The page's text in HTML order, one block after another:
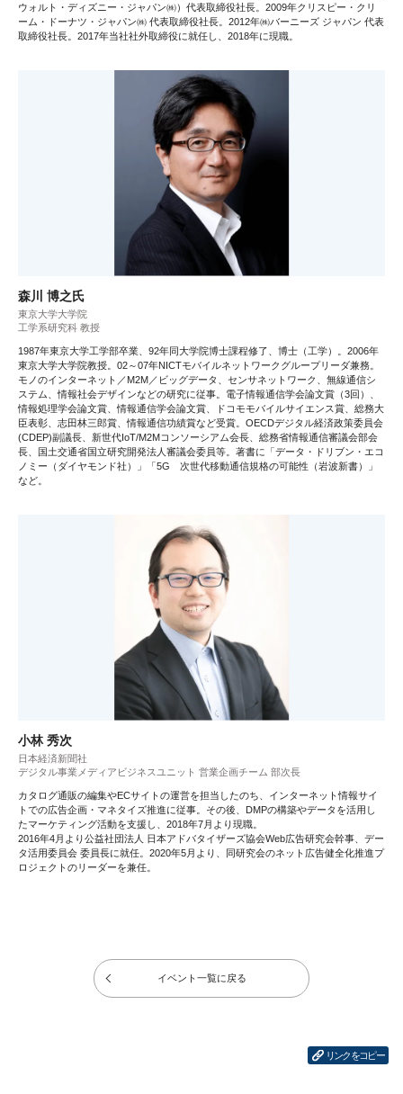
ウォルト・ディズニー・ジャパン㈱）代表取締役社長。2009年クリスピー・クリ
ーム・ドーナツ・ジャパン㈱ 代表取締役社長。2012年㈱バーニーズ ジャパン 代表
取締役社長。2017年当社社外取締役に就任し、2018年に現職。
森川 博之氏
東京大学大学院
工学系研究科 教授
1987年東京大学工学部卒業、92年同大学院博士課程修了、博士（工学）。2006年
東京大学大学院教授。02～07年NICTモバイルネットワークグループリーダ兼務。
モノのインターネット／M2M／ビッグデータ、センサネットワーク、無線通信シ
ステム、情報社会デザインなどの研究に従事。電子情報通信学会論文賞（3回）、
情報処理学会論文賞、情報通信学会論文賞、ドコモモバイルサイエンス賞、総務大
臣表彰、志田林三郎賞、情報通信功績賞など受賞。OECDデジタル経済政策委員会
(CDEP)副議長、新世代IoT/M2Mコンソーシアム会長、総務省情報通信審議会部会
長、国土交通省国立研究開発法人審議会委員等。著書に「データ・ドリブン・エコ
ノミー（ダイヤモンド社）」「5G 次世代移動通信規格の可能性（岩波新書）」
など。
小林 秀次
日本経済新聞社
デジタル事業メディアビジネスユニット 営業企画チーム 部次長
カタログ通販の編集やECサイトの運営を担当したのち、インターネット情報サイ
トでの広告企画・マネタイズ推進に従事。その後、DMPの構築やデータを活用し
たマーケティング活動を支援し、2018年7月より現職。
2016年4月より公益社団法人 日本アドバタイザーズ協会Web広告研究会幹事、デー
タ活用委員会 委員長に就任。2020年5月より、同研究会のネット広告健全化推進プ
ロジェクトのリーダーを兼任。
イベント一覧に戻る
リンクをコピー